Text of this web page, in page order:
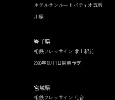
ホテルサンルートパティオ五所
川原
岩手県
相鉄フレッサイン 北上駅前
2026年10月1日開業予定
宮城県
相鉄フレッサイン 仙台